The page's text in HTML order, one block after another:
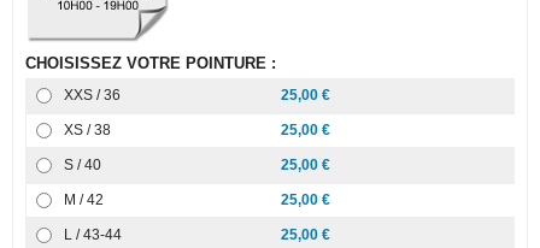
CHOISISSEZ VOTRE POINTURE :
XXS / 36 25,00 €
XS / 38 25,00 €
S / 40 25,00 €
M / 42 25,00 €
L / 43-44 25,00 €